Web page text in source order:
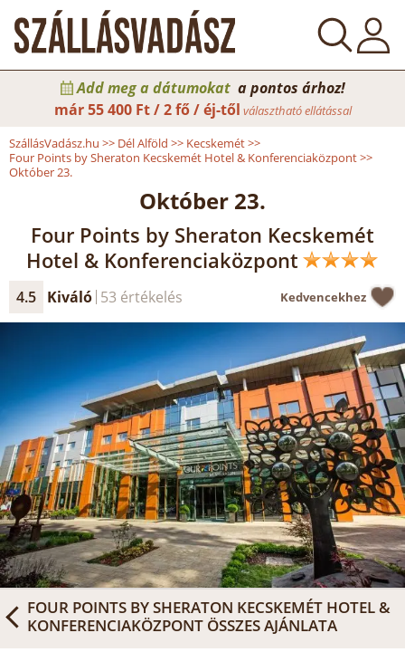
Add meg a dátumokat a pontos árhoz!
már55 400 Ft / 2 fő / éj-től választható ellátással
SzállásVadász.hu >> Dél Alföld >> Kecskemét>>
Four Points by Sheraton Kecskemét Hotel & Konferenciaközpont>>
Október 23.
Október 23.
Four Points by Sheraton Kecskemét
Hotel & Konferenciaközpont
4.5 Kiváló 53 értékelés Kedvencekhez
FOUR POINTS BY SHERATON KECSKEMÉT HOTEL &
KONFERENCIAKÖZPONT ÖSSZES AJÁNLATA